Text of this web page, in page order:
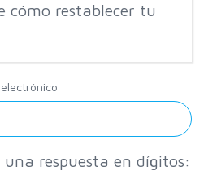
cómo restablecer tu
respuesta en dígitos: